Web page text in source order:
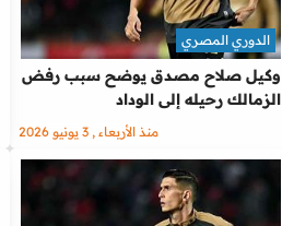
وكيل صلاح مصدق يوضح سبب رفض
الزمالك رحيله إلى الوداد
الدوري المصري
منذ الأربعاء , 3 يونيو 2026